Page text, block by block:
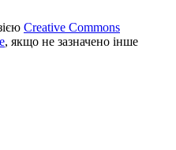
Creative Commons
, якщо не зазначено інше